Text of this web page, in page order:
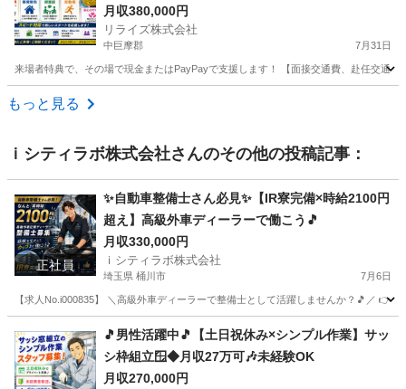
む場所に困ってる方必見の案件です！簡単な電子
部品の製造・加工のお仕事♪
月収380,000円
リライズ株式会社
中巨摩郡 7月31日
来場者特典で、その場で現金またはPayPayで支援します！ 【面接交通費、赴任交通
山梨 中巨摩郡
もっと見る
ｉシティラボ株式会社さんのその他の投稿記事：
正社員
✨自動車整備士さん必見✨【IR寮完備×時給2100円
超え】高級外車ディーラーで働こう🎵
月収330,000円
ｉシティラボ株式会社
埼玉県 桶川市 7月6日
【求人No.i000835】 ＼高級外車ディーラーで整備士として活躍しませんか？🎵／ 👉
その他 ディーラー
🎵男性活躍中🎵【土日祝休み×シンプル作業】サッ
シ枠組立🪟◆月収27万可🎶未経験OK
月収270,000円